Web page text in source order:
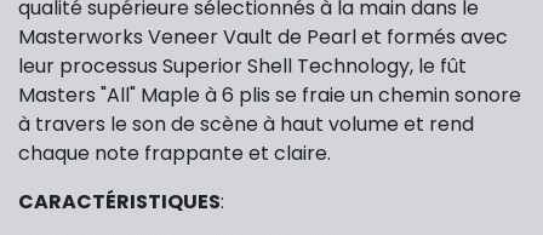
qualité supérieure sélectionnés à la main dans le
Masterworks Veneer Vault de Pearl et formés avec
leur processus Superior Shell Technology, le fût
Masters "All" Maple à 6 plis se fraie un chemin sonore
à travers le son de scène à haut volume et rend
chaque note frappante et claire.
CARACTÉRISTIQUES: